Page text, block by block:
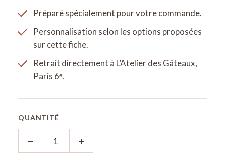
Préparé spécialement pour votre commande.
Personnalisation selon les options proposées
sur cette fiche.
Retrait directement à L’Atelier des Gâteaux,
Paris 6ᵉ.
QUANTITÉ
− +